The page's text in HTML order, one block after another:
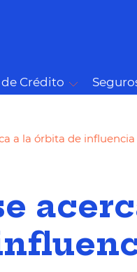
Crédito
a la órbita de